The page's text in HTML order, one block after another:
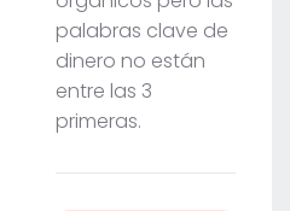
palabras clave de
dinero no están
entre las 3
primeras.